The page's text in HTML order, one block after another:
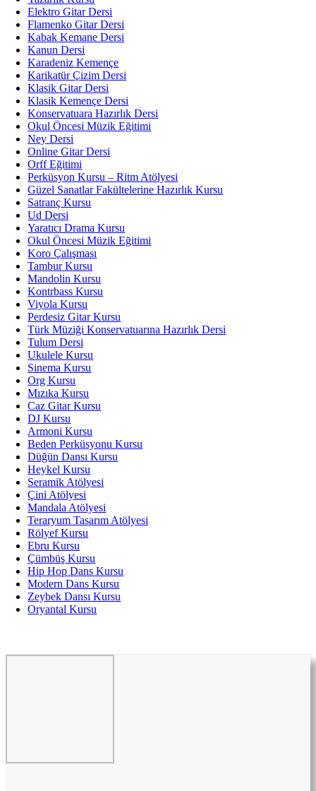
Elektro Gitar Dersi
Flamenko Gitar Dersi
Kabak Kemane Dersi
Kanun Dersi
Karadeniz Kemençe
Karikatür Çizim Dersi
Klasik Gitar Dersi
Klasik Kemençe Dersi
Konservatuara Hazırlık Dersi
Okul Öncesi Müzik Eğitimi
Ney Dersi
Online Gitar Dersi
Orff Eğitimi
Perküsyon Kursu – Ritm Atölyesi
Güzel Sanatlar Fakültelerine Hazırlık Kursu
Satranç Kursu
Ud Dersi
Yaratıcı Drama Kursu
Okul Öncesi Müzik Eğitimi
Koro Çalışması
Tambur Kursu
Mandolin Kursu
Kontrbass Kursu
Viyola Kursu
Perdesiz Gitar Kursu
Türk Müziği Konservatuarına Hazırlık Dersi
Tulum Dersi
Ukulele Kursu
Sinema Kursu
Org Kursu
Mızıka Kursu
Caz Gitar Kursu
DJ Kursu
Armoni Kursu
Beden Perküsyonu Kursu
Düğün Dansı Kursu
Heykel Kursu
Seramik Atölyesi
Çini Atölyesi
Mandala Atölyesi
Teraryum Tasarım Atölyesi
Rölyef Kursu
Ebru Kursu
Çümbüş Kursu
Hip Hop Dans Kursu
Modern Dans Kursu
Zeybek Dansı Kursu
Oryantal Kursu